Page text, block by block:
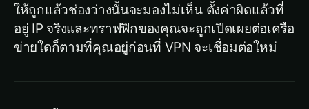
ให้ถูกแล้วช่องว่างนั้นจะมองไม่เห็น ตั้งค่าผิดแล้วที่
อยู่ IP จริงและทราฟฟิกของคุณจะถูกเปิดเผยต่อเครือ
ข่ายใดก็ตามที่คุณอยู่ก่อนที่ VPN จะเชื่อมต่อใหม่